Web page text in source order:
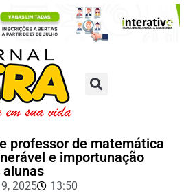
professor de matemática
e importunação
2025
13:50